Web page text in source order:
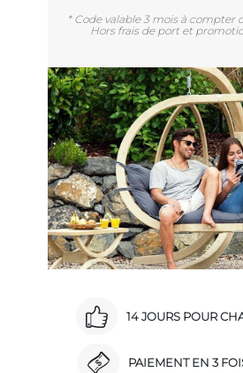
* Code valable 3 mois à compter
Hors frais de port et
14 JOURS POUR
PAIEMENT EN 3